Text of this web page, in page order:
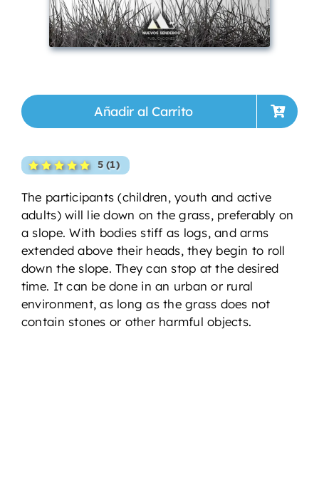
Añadir al Carrito
5 (1)
The participants (children, youth and active
adults) will lie down on the grass, preferably on
a slope. With bodies stiff as logs, and arms
extended above their heads, they begin to roll
down the slope. They can stop at the desired
time. It can be done in an urban or rural
environment, as long as the grass does not
contain stones or other harmful objects.